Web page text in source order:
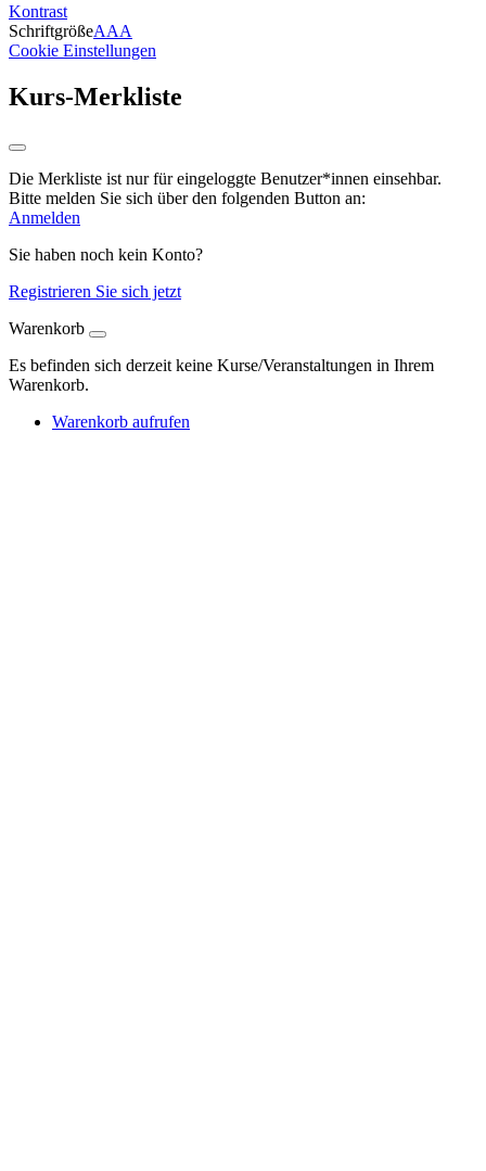
Kontrast
SchriftgrößeAAA
Cookie Einstellungen
Kurs-Merkliste
Die Merkliste ist nur für eingeloggte Benutzer*innen einsehbar.
Bitte melden Sie sich über den folgenden Button an:
Anmelden
Sie haben noch kein Konto?
Registrieren Sie sich jetzt
Warenkorb
Es befinden sich derzeit keine Kurse/Veranstaltungen in Ihrem
Warenkorb.
Warenkorb aufrufen